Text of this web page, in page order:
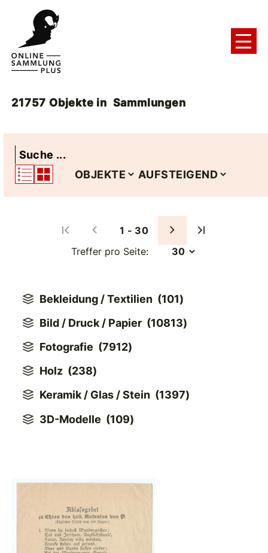
21757 Objekte in Sammlungen
1 - 30
Treffer pro Seite:
Bekleidung / Textilien (101)
Bild / Druck / Papier (10813)
Fotografie (7912)
Holz (238)
Keramik / Glas / Stein (1397)
3D-Modelle (109)